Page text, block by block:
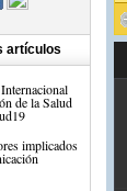
artículos
de la Salud
implicados